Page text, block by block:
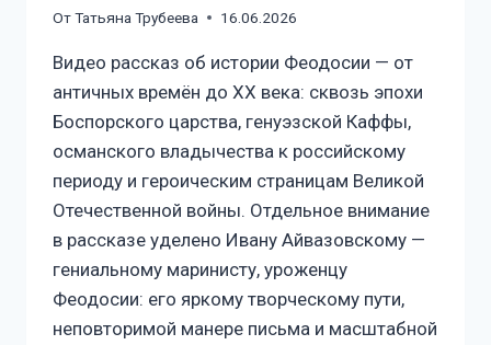
ОтТатьяна Трубеева 16.06.2026
Видео рассказ об истории Феодосии — от
античных времён до XX века: сквозь эпохи
Боспорского царства, генуэзской Каффы,
османского владычества к российскому
периоду и героическим страницам Великой
Отечественной войны. Отдельное внимание
в рассказе уделено Ивану Айвазовскому —
гениальному маринисту, уроженцу
Феодосии: его яркому творческому пути,
неповторимой манере письма и масштабной